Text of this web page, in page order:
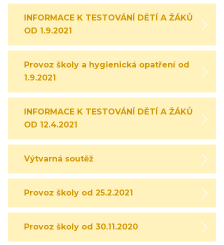
INFORMACE K TESTOVÁNÍ DĚTÍ A ŽÁKŮ
OD 1.9.2021
Provoz školy a hygienická opatření od
1.9.2021
INFORMACE K TESTOVÁNÍ DĚTÍ A ŽÁKŮ
OD 12.4.2021
Výtvarná soutěž
Provoz školy od 25.2.2021
Provoz školy od 30.11.2020